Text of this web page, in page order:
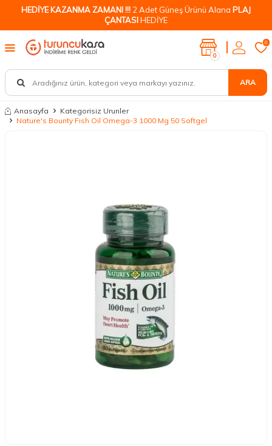
HEDİYE KAZANMA ZAMANI !!! 2 Adet Güneş Ürünü Alana PLAJ
ÇANTASIHEDİYE
ARA
0
0
Anasayfa
Kategorisiz Urunler
Nature's Bounty Fish Oil Omega-3 1000 Mg 50 Softgel